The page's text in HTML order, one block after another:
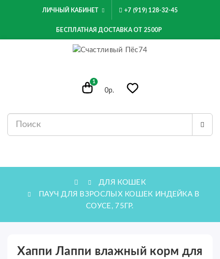
ЛИЧНЫЙ КАБИНЕТ +7 (919) 128-32-45
БЕСПЛАТНАЯ ДОСТАВКА ОТ 2500Р
1
0р.
ДЛЯ КОШЕК
ПАУЧ ДЛЯ ВЗРОСЛЫХ КОШЕК ИНДЕЙКА В
СОУСЕ, 75ГР.
Хаппи Лаппи влажный корм для